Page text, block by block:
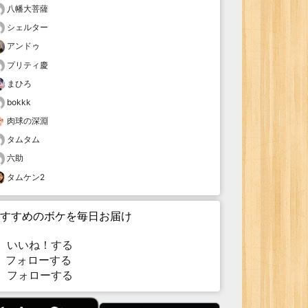
八幡大菩薩
シェルター
アンドゥ
プリティ慶
まひろ
bokkk
肉球の深淵
タムタム
六助
タムケン2
すめのボケを毎日お届け
いいね！する
ォローする
フォローする